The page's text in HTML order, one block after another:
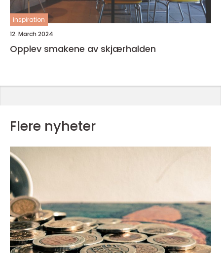
inspiration
12. March 2024
Opplev smakene av skjærhalden
Flere nyheter